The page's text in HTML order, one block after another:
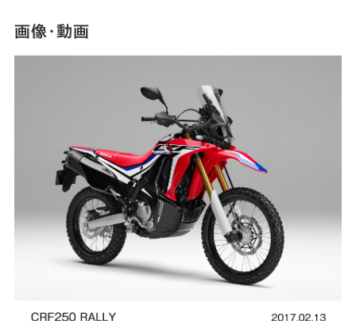
画像・動画